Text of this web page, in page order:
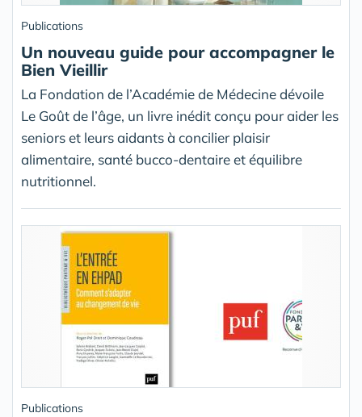
Publications
Un nouveau guide pour accompagner le
Bien Vieillir
La Fondation de l’Académie de Médecine dévoile
Le Goût de l’âge, un livre inédit conçu pour aider les
seniors et leurs aidants à concilier plaisir
alimentaire, santé bucco-dentaire et équilibre
nutritionnel.
Publications